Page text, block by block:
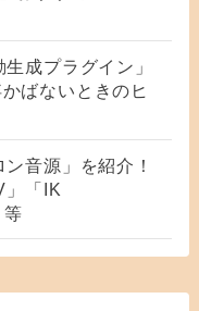
成プラグイン」
ばないときのヒ
音源」を紹介！
」「IK